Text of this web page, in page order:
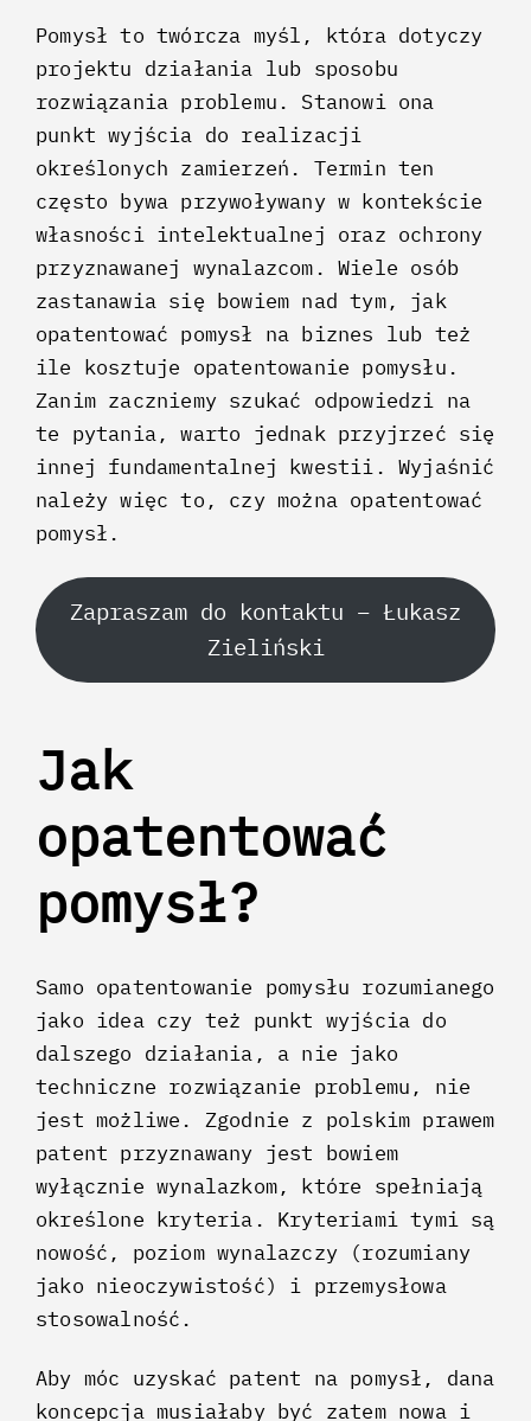
Pomysł to twórcza myśl, która dotyczy
projektu działania lub sposobu
rozwiązania problemu. Stanowi ona
punkt wyjścia do realizacji
określonych zamierzeń. Termin ten
często bywa przywoływany w kontekście
własności intelektualnej oraz ochrony
przyznawanej wynalazcom. Wiele osób
zastanawia się bowiem nad tym, jak
opatentować pomysł na biznes lub też
ile kosztuje opatentowanie pomysłu.
Zanim zaczniemy szukać odpowiedzi na
te pytania, warto jednak przyjrzeć się
innej fundamentalnej kwestii. Wyjaśnić
należy więc to, czy można opatentować
pomysł.
Zapraszam do kontaktu – Łukasz
Zieliński
Jak
opatentować
pomysł?
Samo opatentowanie pomysłu rozumianego
jako idea czy też punkt wyjścia do
dalszego działania, a nie jako
techniczne rozwiązanie problemu, nie
jest możliwe. Zgodnie z polskim prawem
patent przyznawany jest bowiem
wyłącznie wynalazkom, które spełniają
określone kryteria. Kryteriami tymi są
nowość, poziom wynalazczy (rozumiany
jako nieoczywistość) i przemysłowa
stosowalność.
Aby móc uzyskać patent na pomysł, dana
koncepcja musiałaby być zatem nowa i